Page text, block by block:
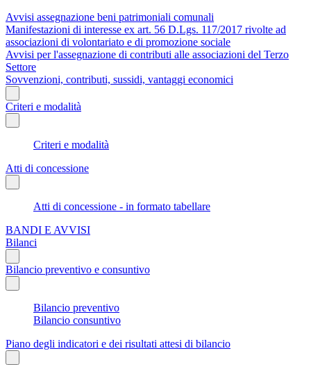
Avvisi assegnazione beni patrimoniali comunali
Manifestazioni di interesse ex art. 56 D.Lgs. 117/2017 rivolte ad
associazioni di volontariato e di promozione sociale
Avvisi per l'assegnazione di contributi alle associazioni del Terzo
Settore
Sovvenzioni, contributi, sussidi, vantaggi economici
Criteri e modalità
Criteri e modalità
Atti di concessione
Atti di concessione - in formato tabellare
BANDI E AVVISI
Bilanci
Bilancio preventivo e consuntivo
Bilancio preventivo
Bilancio consuntivo
Piano degli indicatori e dei risultati attesi di bilancio